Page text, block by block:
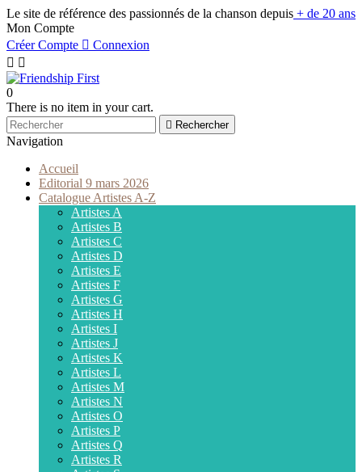
Le site de référence des passionnés de la chanson depuis + de 20 ans
Mon Compte
Créer Compte  Connexion
 
0
There is no item in your cart.
 Rechercher
Navigation
Accueil
Editorial 9 mars 2026
Catalogue Artistes A-Z
Artistes A
Artistes B
Artistes C
Artistes D
Artistes E
Artistes F
Artistes G
Artistes H
Artistes I
Artistes J
Artistes K
Artistes L
Artistes M
Artistes N
Artistes O
Artistes P
Artistes Q
Artistes R